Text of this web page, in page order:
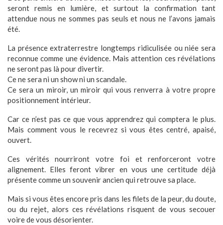
seront remis en lumière, et surtout la confirmation tant
attendue nous ne sommes pas seuls et nous ne l’avons jamais
été.
La présence extraterrestre longtemps ridiculisée ou niée sera
reconnue comme une évidence. Mais attention ces révélations
ne seront pas là pour divertir.
Ce ne sera ni un show ni un scandale.
Ce sera un miroir, un miroir qui vous renverra à votre propre
positionnement intérieur.
Car ce n’est pas ce que vous apprendrez qui comptera le plus.
Mais comment vous le recevrez si vous êtes centré, apaisé,
ouvert.
Ces vérités nourriront votre foi et renforceront votre
alignement. Elles feront vibrer en vous une certitude déjà
présente comme un souvenir ancien qui retrouve sa place.
Mais si vous êtes encore pris dans les filets de la peur, du doute,
ou du rejet, alors ces révélations risquent de vous secouer
voire de vous désorienter.